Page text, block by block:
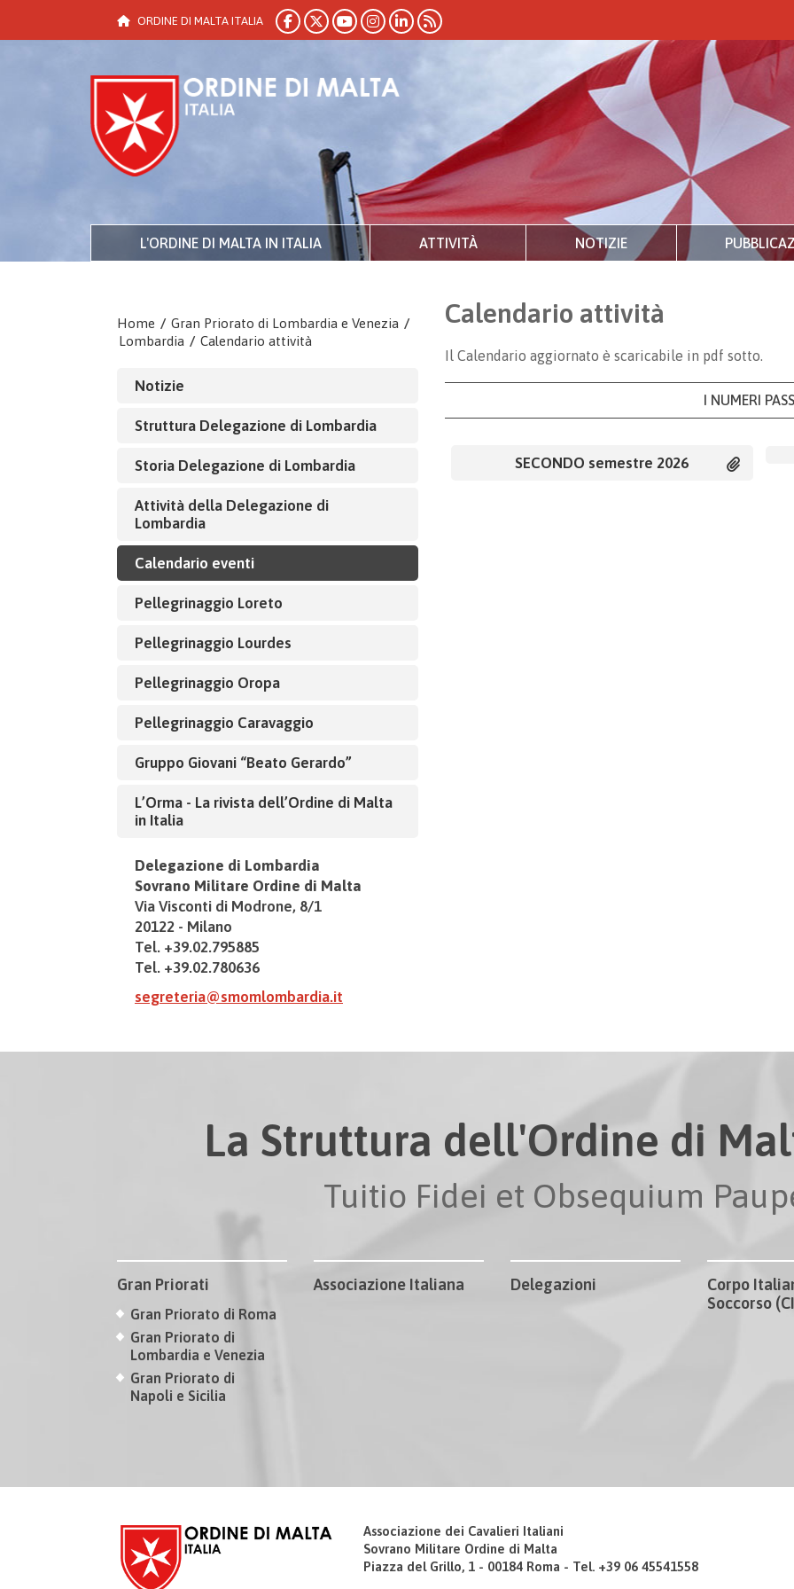
ORDINE DI MALTA ITALIA
L'ORDINE DI MALTA IN ITALIA ATTIVITÀ NOTIZIE
Home / Gran Priorato di Lombardia e Venezia /
Lombardia / Calendario attività
Notizie
Struttura Delegazione di Lombardia
Storia Delegazione di Lombardia
Attività della Delegazione di
Lombardia
Calendario eventi
Pellegrinaggio Loreto
Pellegrinaggio Lourdes
Pellegrinaggio Oropa
Pellegrinaggio Caravaggio
Gruppo Giovani “Beato Gerardo”
L’Orma - La rivista dell’Ordine di Malta
in Italia
Delegazione di Lombardia
Sovrano Militare Ordine di Malta
Via Visconti di Modrone, 8/1
20122 - Milano
Tel. +39.02.795885
Tel. +39.02.780636
segreteria@smomlombardia.it
Calendario attività
Il Calendario aggiornato è scaricabile in pdf sotto.
I NUMERI
SECONDO semestre 2026
La Struttura dell'Ordine di
Tuitio Fidei et Obsequium
Gran Priorati
Gran Priorato di Roma
Gran Priorato di
Lombardia e Venezia
Gran Priorato di
Napoli e Sicilia
Associazione Italiana Delegazioni
Corpo
Soccorso
Associazione dei Cavalieri Italiani
Sovrano Militare Ordine di Malta
Piazza del Grillo, 1 - 00184 Roma - Tel. +39 06 45541558